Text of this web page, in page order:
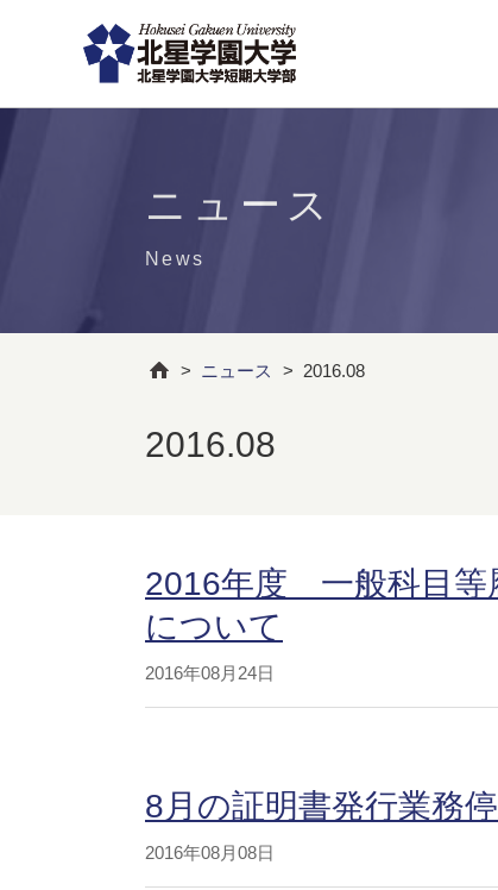
ニュース
News
> ニュース > 2016.08
2016.08
2016年度 一般科目等
について
2016年08月24日
8月の証明書発行業務
2016年08月08日